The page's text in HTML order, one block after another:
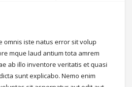
omnis iste natus error sit volup
mque laud antium tota amrem
ab illo inventore veritatis et quasi
sunt explicabo. Nemo enim